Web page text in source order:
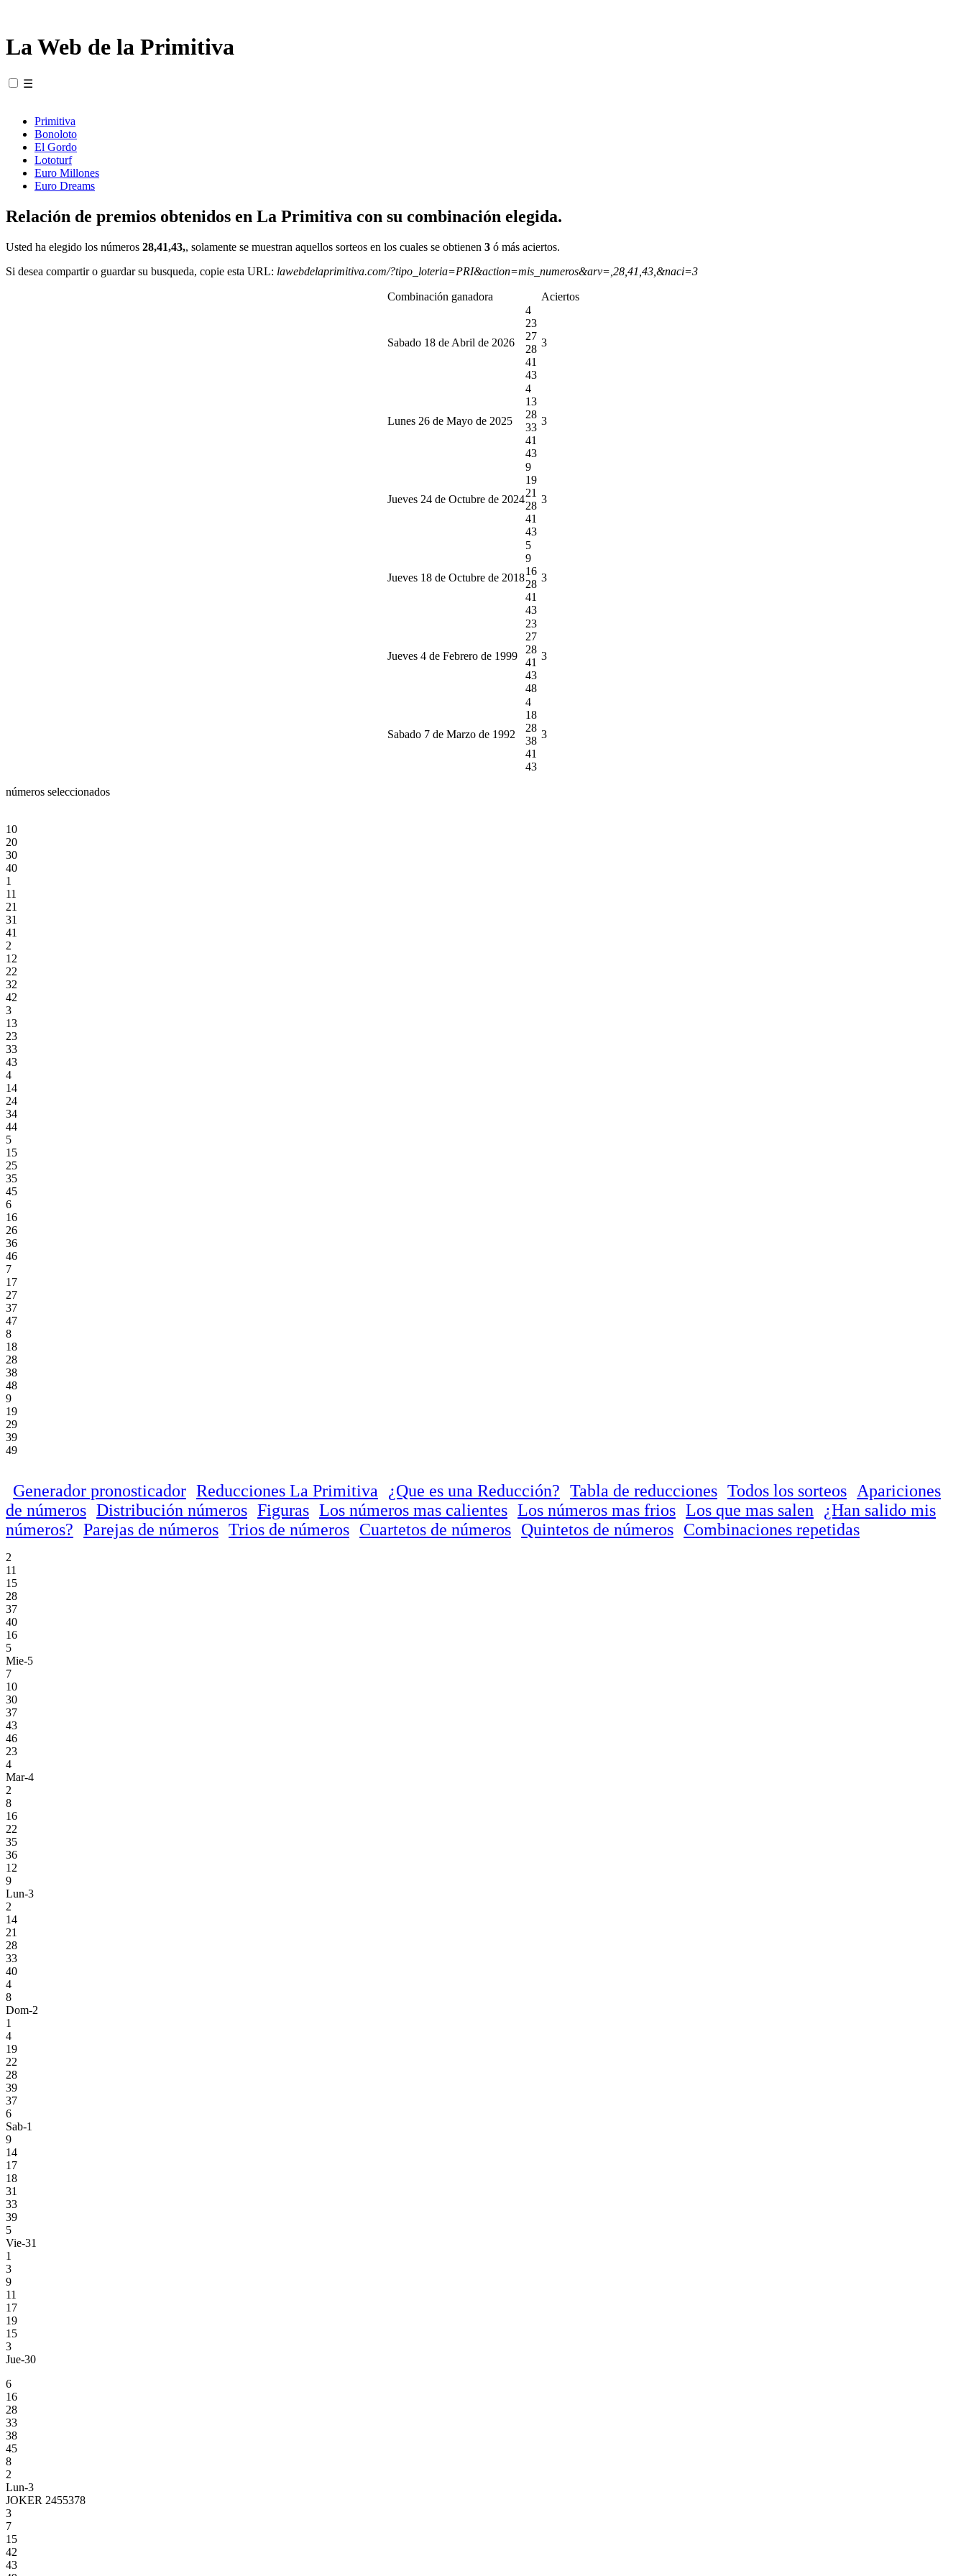
La Web de la Primitiva
☰
Primitiva
Bonoloto
El Gordo
Lototurf
Euro Millones
Euro Dreams
Relación de premios obtenidos en La Primitiva con su combinación elegida.
Usted ha elegido los números 28,41,43,, solamente se muestran aquellos sorteos en los cuales se obtienen 3 ó más aciertos.
Si desea compartir o guardar su busqueda, copie esta URL: lawebdelaprimitiva.com/?tipo_loteria=PRI&action=mis_numeros&arv=,28,41,43,&naci=3
Combinación ganadora Aciertos
Sabado 18 de Abril de 2026
4
23
27
28
41
43
3
Lunes 26 de Mayo de 2025
4
13
28
33
41
43
3
Jueves 24 de Octubre de 2024
9
19
21
28
41
43
3
Jueves 18 de Octubre de 2018
5
9
16
28
41
43
3
Jueves 4 de Febrero de 1999
23
27
28
41
43
48
3
Sabado 7 de Marzo de 1992
4
18
28
38
41
43
3
números seleccionados
10
20
30
40
1
11
21
31
41
2
12
22
32
42
3
13
23
33
43
4
14
24
34
44
5
15
25
35
45
6
16
26
36
46
7
17
27
37
47
8
18
28
38
48
9
19
29
39
49
Generador pronosticador Reducciones La Primitiva ¿Que es una Reducción? Tabla de reducciones Todos los sorteos
Apariciones
de números Distribución números Figuras Los números mas calientes Los números mas frios Los que mas salen
¿Han salido mis
números? Parejas de números Trios de números Cuartetos de números Quintetos de números Combinaciones repetidas
2
11
15
28
37
40
16
5
Mie-5
7
10
30
37
43
46
23
4
Mar-4
2
8
16
22
35
36
12
9
Lun-3
2
14
21
28
33
40
4
8
Dom-2
1
4
19
22
28
39
37
6
Sab-1
9
14
17
18
31
33
39
5
Vie-31
1
3
9
11
17
19
15
3
Jue-30
6
16
28
33
38
45
8
2
Lun-3
JOKER 2455378
3
7
15
42
43